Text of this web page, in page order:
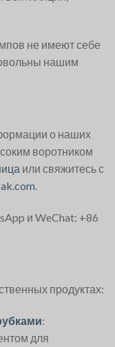
не имеют себе
нашим
о наших
воротником
или свяжитесь с
.
и WeChat: +86
продуктах:
:
для